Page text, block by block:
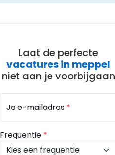
Laat de perfecte
vacatures in meppel
niet aan je voorbijgaan
Je e-mailadres *
Frequentie *